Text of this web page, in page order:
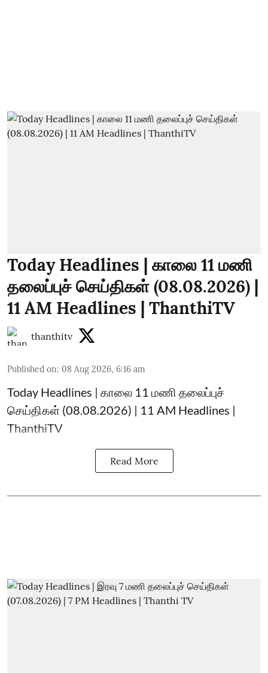
Today Headlines | காலை 11 மணி
தலைப்புச் செய்திகள் (08.08.2026) |
11 AM Headlines | ThanthiTV
thanthitv
Published on: 08 Aug 2026, 6:16 am
Today Headlines | காலை 11 மணி தலைப்புச்
செய்திகள் (08.08.2026) | 11 AM Headlines |
ThanthiTV
Read More